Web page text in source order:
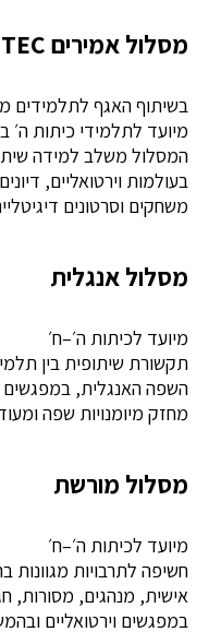
מסלול אמירים TEC
בשיתוף האגף לתלמידים
מיועד לתלמידי כיתות ה׳
המסלול משלב למידה
בעולמות וירטואליים,
משחקים וסרטונים
מסלול אנגלית
מיועד לכיתות ה׳–ח׳
תקשורת שיתופית בין
השפה האנגלית, במפגשים
מחזק מיומנויות שפה
מסלול מורשת
מיועד לכיתות ה׳–ח׳
חשיפה לתרבויות מגוונות
אישית, מנהגים, מסורות,
במפגשים וירטואליים